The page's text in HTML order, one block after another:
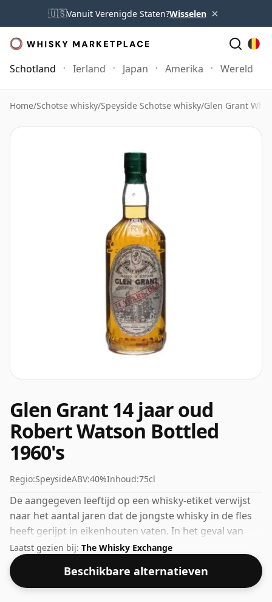
🇺🇸Vanuit Verenigde Staten?Wisselen ×
Schotland Ierland Japan Amerika Wereld
Home/Schotse whisky/Speyside Schotse whisky/Glen Grant
Glen Grant 14 jaar oud
Robert Watson Bottled
1960's
Regio:SpeysideABV:40%Inhoud:75cl
De aangegeven leeftijd op een whisky-etiket verwijst
naar het aantal jaren dat de jongste whisky in de fles
heeft gerijpt in eikenhouten vaten. In het geval van
deze Scotch Whisky van Glen Grant is dat 14 jaar. Deze
whisky wordt geleverd in een gewone fles van 75 cl en
heeft een vrij normale sterkte van 40%.
Laatst gezien bij: The Whisky Exchange
Beschikbare alternatieven